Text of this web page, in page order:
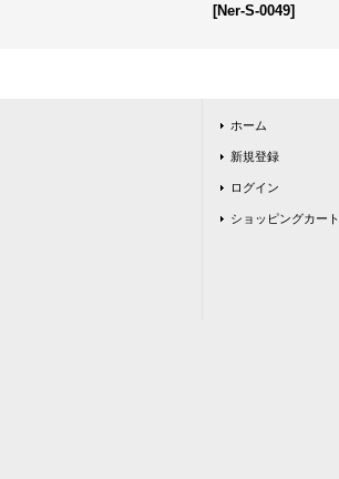
[Ner-S-0049]
ホーム
新規登録
ログイン
ショッピングカート